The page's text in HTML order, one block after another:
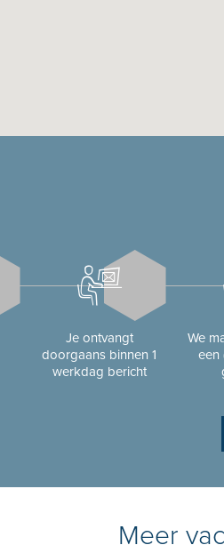
Je ontvangt
doorgaans binnen 1
werkdag bericht
We
een
Meer